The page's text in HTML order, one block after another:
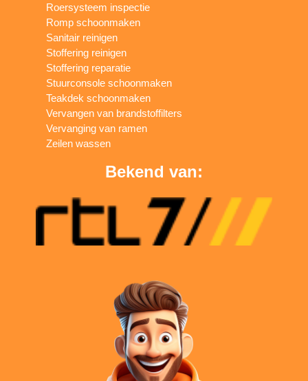
Roersysteem inspectie
Romp schoonmaken
Sanitair reinigen
Stoffering reinigen
Stoffering reparatie
Stuurconsole schoonmaken
Teakdek schoonmaken
Vervangen van brandstoffilters
Vervanging van ramen
Zeilen wassen
Bekend van: